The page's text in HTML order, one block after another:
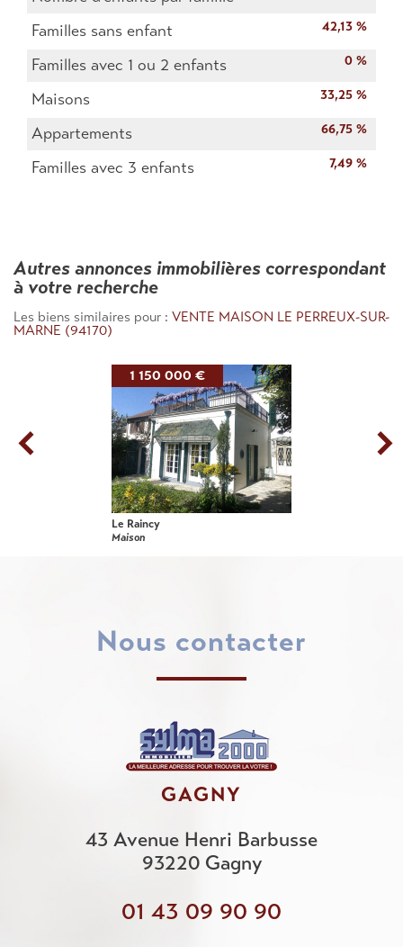
Familles sans enfant 42,13 %
Familles avec 1 ou 2 enfants 0 %
Maisons 33,25 %
Appartements 66,75 %
Familles avec 3 enfants 7,49 %
autres annonces immobilières correspondant
à votre recherche
Les biens similaires pour : VENTE MAISON LE PERREUX-SUR-
MARNE (94170)
1 150 000 €
Le Raincy
Maison
nous contacter
GAGNY
43 Avenue Henri Barbusse
93220 Gagny
01 43 09 90 90